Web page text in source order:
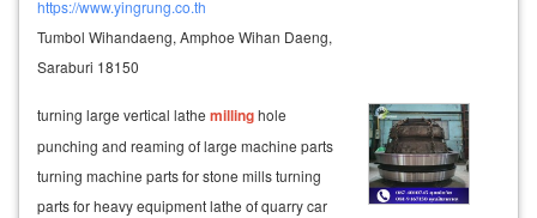
https://www.yingrung.co.th
Tumbol Wihandaeng, Amphoe Wihan Daeng,
Saraburi 18150
turning large vertical lathe millinghole
punching and reaming of large machine parts
turning machine parts for stone mills turning
parts for heavy equipment lathe of quarry car